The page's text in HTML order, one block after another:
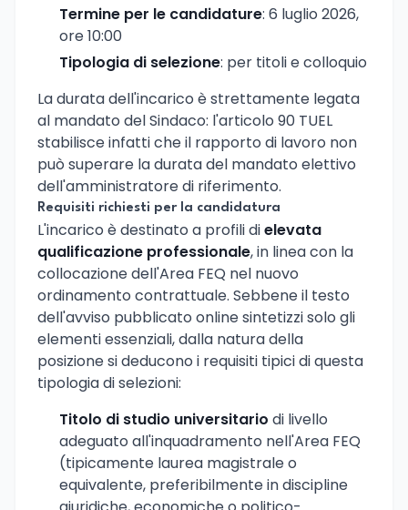
Termine per le candidature: 6 luglio 2026,
ore 10:00
Tipologia di selezione: per titoli e colloquio
La durata dell'incarico è strettamente legata
al mandato del Sindaco: l'articolo 90 TUEL
stabilisce infatti che il rapporto di lavoro non
può superare la durata del mandato elettivo
dell'amministratore di riferimento.
Requisiti richiesti per la candidatura
L'incarico è destinato a profili dielevata
qualificazione professionale, in linea con la
collocazione dell'Area FEQ nel nuovo
ordinamento contrattuale. Sebbene il testo
dell'avviso pubblicato online sintetizzi solo gli
elementi essenziali, dalla natura della
posizione si deducono i requisiti tipici di questa
tipologia di selezioni:
Titolo di studio universitario di livello
adeguato all'inquadramento nell'Area FEQ
(tipicamente laurea magistrale o
equivalente, preferibilmente in discipline